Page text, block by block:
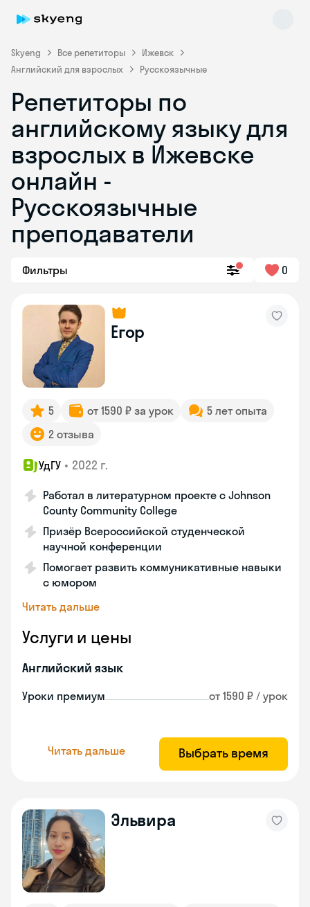
Skyeng Все репетиторы
Ижевск
Английский для взрослых
Русскоязычные
Репетиторы по
английскому языку для
взрослых в Ижевске
онлайн -
Русскоязычные
преподаватели
Фильтры 0
Егор
5 от 1590 ₽ за урок
5 лет опыта
2 отзыва
УдГУ • 2022 г.
Работал в литературном проекте с Johnson
County Community College
Призёр Всероссийской студенческой
научной конференции
Помогает развить коммуникативные навыки
с юмором
Читать дальше
Услуги и цены
Английский язык
Уроки премиум от 1590 ₽ / урок
Читать дальше Выбрать время
Эльвира
Skyeng Chat